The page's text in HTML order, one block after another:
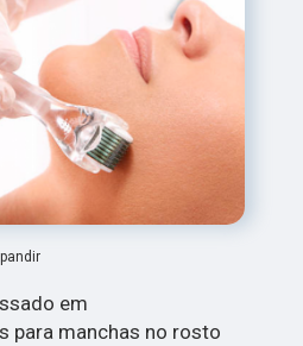
em
para manchas no rosto